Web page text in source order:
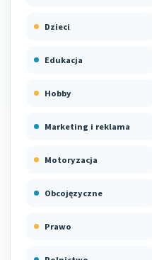
Dzieci
Edukacja
Hobby
Marketing i reklama
Motoryzacja
Obcojęzyczne
Prawo